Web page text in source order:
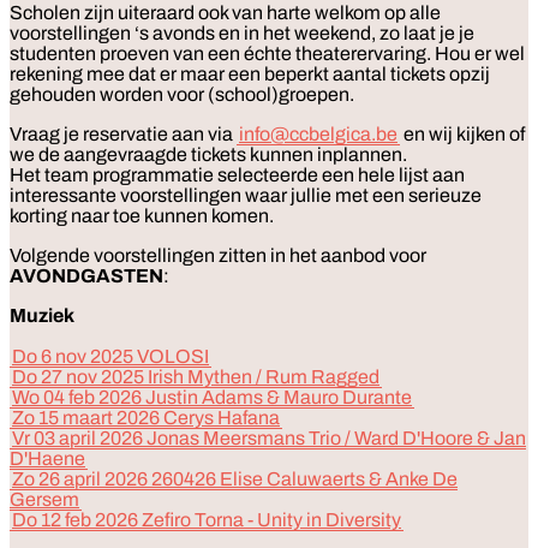
Scholen zijn uiteraard ook van harte welkom op alle
voorstellingen ‘s avonds en in het weekend, zo laat je je
studenten proeven van een échte theaterervaring. Hou er wel
rekening mee dat er maar een beperkt aantal tickets opzij
gehouden worden voor (school)groepen.
Vraag je reservatie aan via info@ccbelgica.be en wij kijken of
we de aangevraagde tickets kunnen inplannen.
Het team programmatie selecteerde een hele lijst aan
interessante voorstellingen waar jullie met een serieuze
korting naar toe kunnen komen.
Volgende voorstellingen zitten in het aanbod voor
AVONDGASTEN:
Muziek
Do 6 nov 2025 VOLOSI
Do 27 nov 2025 Irish Mythen / Rum Ragged
Wo 04 feb 2026 Justin Adams & Mauro Durante
Zo 15 maart 2026 Cerys Hafana
Vr 03 april 2026 Jonas Meersmans Trio / Ward D'Hoore & Jan
D'Haene
Zo 26 april 2026 260426 Elise Caluwaerts & Anke De
Gersem
Do 12 feb 2026 Zefiro Torna - Unity in Diversity